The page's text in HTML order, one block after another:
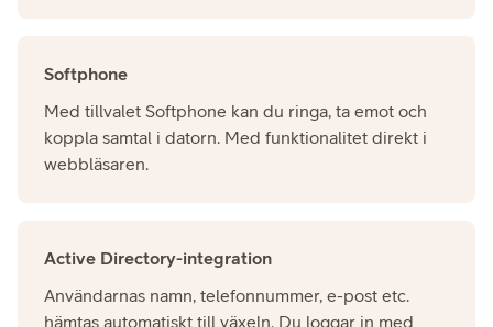
Softphone
Med tillvalet Softphone kan du ringa, ta emot och
koppla samtal i datorn. Med funktionalitet direkt i
webbläsaren.​
Active Directory-integration
Användarnas namn, telefonnummer, e-post etc.
hämtas automatiskt till växeln. Du loggar in med